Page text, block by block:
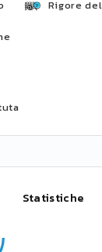
Rigore
Statistiche